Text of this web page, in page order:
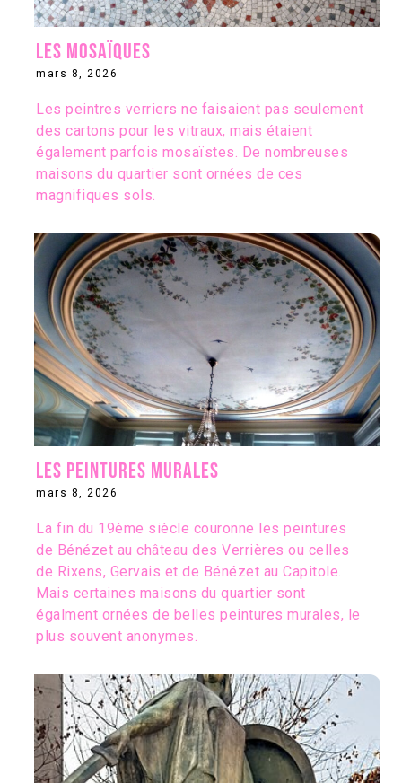
Les mosaïques
mars 8, 2026
Les peintres verriers ne faisaient pas seulement
des cartons pour les vitraux, mais étaient
également parfois mosaïstes. De nombreuses
maisons du quartier sont ornées de ces
magnifiques sols.
Les peintures murales
mars 8, 2026
La fin du 19ème siècle couronne les peintures
de Bénézet au château des Verrières ou celles
de Rixens, Gervais et de Bénézet au Capitole.
Mais certaines maisons du quartier sont
égalment ornées de belles peintures murales, le
plus souvent anonymes.